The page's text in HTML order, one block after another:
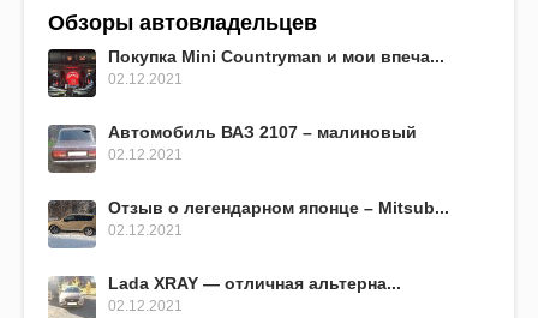
Обзоры автовладельцев
Покупка Mini Countryman и мои впеча...
02.12.2021
Автомобиль ВАЗ 2107 – малиновый
02.12.2021
Отзыв о легендарном японце – Mitsub...
02.12.2021
Lada XRAY — отличная альтерна...
02.12.2021